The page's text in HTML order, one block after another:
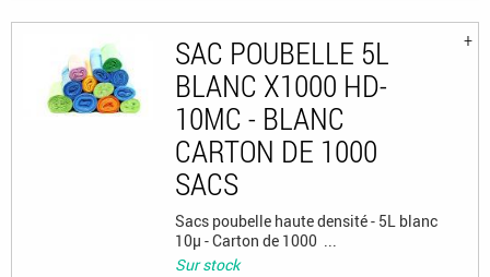
SAC POUBELLE 5L
BLANC X1000 HD-
10MC - BLANC
CARTON DE 1000
SACS
Sacs poubelle haute densité - 5L blanc
10µ - Carton de 1000 ...
Sur stock